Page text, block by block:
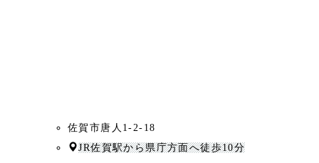
佐賀市唐人1-2-18
JR佐賀駅から県庁方面へ徒歩10分